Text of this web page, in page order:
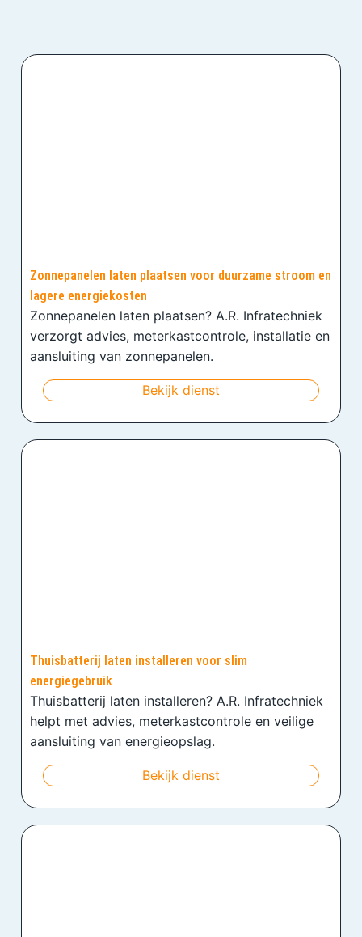
Zonnepanelen laten plaatsen voor duurzame stroom en
lagere energiekosten
Zonnepanelen laten plaatsen? A.R. Infratechniek
verzorgt advies, meterkastcontrole, installatie en
aansluiting van zonnepanelen.
Bekijk dienst
Thuisbatterij laten installeren voor slim
energiegebruik
Thuisbatterij laten installeren? A.R. Infratechniek
helpt met advies, meterkastcontrole en veilige
aansluiting van energieopslag.
Bekijk dienst